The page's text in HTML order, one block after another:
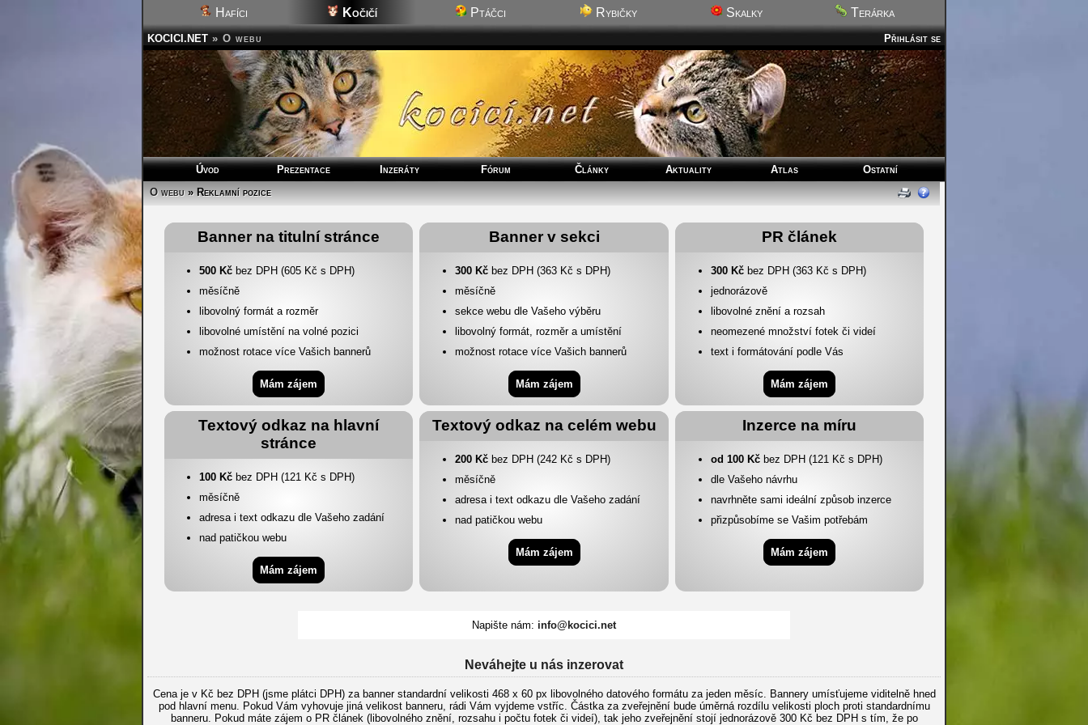
Hafíci Kočičí Ptáčci Rybičky Skalky Terárka
Přihlásit se
KOCICI.NET » O webu
Úvod Prezentace Inzeráty Fórum Články Aktuality Atlas
Ostatní
O webu» Reklamní pozice
Banner na titulní stránce
500 Kč bez DPH (605 Kč s DPH)
měsíčně
libovolný formát a rozměr
libovolné umístění na volné pozici
možnost rotace více Vašich bannerů
Mám zájem
Banner v sekci
300 Kč bez DPH (363 Kč s DPH)
měsíčně
sekce webu dle Vašeho výběru
libovolný formát, rozměr a umístění
možnost rotace více Vašich bannerů
Mám zájem
PR článek
300 Kčbez DPH (363 Kč s DPH)
jednorázově
libovolné znění a rozsah
neomezené množství fotek či videí
text i formátování podle Vás
Mám zájem
Textový odkaz na hlavní
stránce
100 Kč bez DPH (121 Kč s DPH)
měsíčně
adresa i text odkazu dle Vašeho zadání
nad patičkou webu
Mám zájem
Textový odkaz na celém webu
200 Kč bez DPH (242 Kč s DPH)
měsíčně
adresa i text odkazu dle Vašeho zadání
nad patičkou webu
Mám zájem
Inzerce na míru
od 100 Kčbez DPH (121 Kč s DPH)
dle Vašeho návrhu
navrhněte sami ideální způsob inzerce
přizpůsobíme se Vašim potřebám
Mám zájem
Napište nám: info@kocici.net
Neváhejte u nás inzerovat
Cena je v Kč bez DPH (jsme plátci DPH) za banner standardní velikosti 468 x 60 px libovolného datového formátu za jeden měsíc. Bannery umísťujeme viditelně hned
pod hlavní menu. Pokud Vám vyhovuje jiná velikost banneru, rádi Vám vyjdeme vstříc. Částka za zveřejnění bude úměrná rozdílu velikosti ploch proti standardnímu
banneru. Pokud máte zájem o PR článek (libovolného znění, rozsahu i počtu fotek či videí), tak jeho zveřejnění stojí jednorázově 300 Kč bez DPH s tím, že po